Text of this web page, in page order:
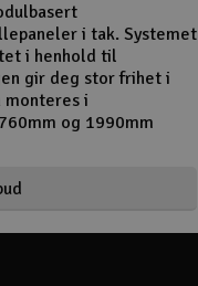
i tak. Systemet
i henhold til
gir deg stor frihet i
monteres i
og 1990mm